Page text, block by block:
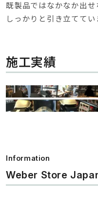
既製品ではなかなか出
しっかりと引き立ててい
施工実績
Information
Weber Store